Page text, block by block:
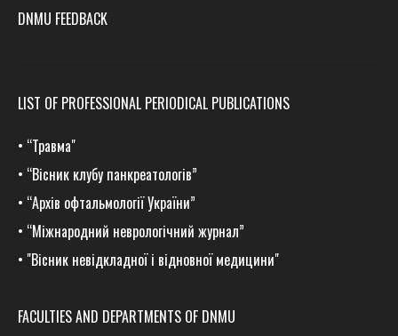
DNMU FEEDBACK
LIST OF PROFESSIONAL PERIODICAL PUBLICATIONS
• “Травма"
• “Вісник клубу панкреатологів”
• “Архів офтальмології України”
• “Міжнародний неврологічний журнал”
• "Вісник невідкладної і відновної медицини"
FACULTIES AND DEPARTMENTS OF DNMU